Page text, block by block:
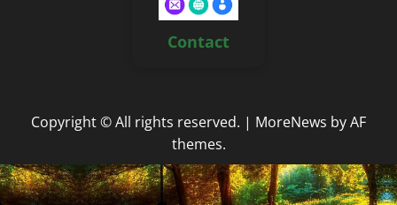
Contact
Copyright © All rights reserved. | MoreNews by AF
themes.